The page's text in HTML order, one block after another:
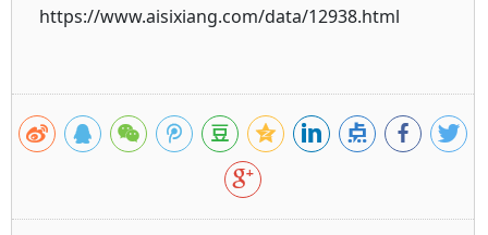
https://www.aisixiang.com/data/12938.html